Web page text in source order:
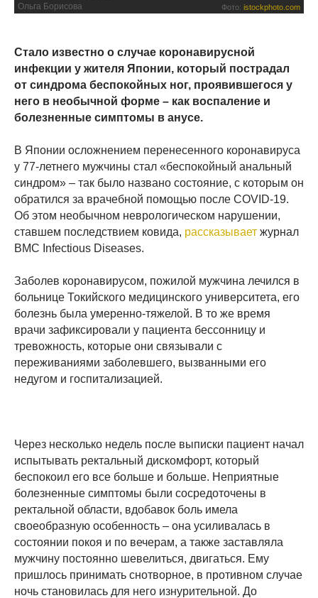
Ольга Борисова Фото: istockphoto.com
Стало известно о случае коронавирусной
инфекции у жителя Японии, который пострадал
от синдрома беспокойных ног, проявившегося у
него в необычной форме – как воспаление и
болезненные симптомы в анусе.
В Японии осложнением перенесенного коронавируса
у 77-летнего мужчины стал «беспокойный анальный
синдром» – так было названо состояние, с которым он
обратился за врачебной помощью после COVID-19.
Об этом необычном неврологическом нарушении,
ставшем последствием ковида, рассказывает журнал
BMC Infectious Diseases.
Заболев коронавирусом, пожилой мужчина лечился в
больнице Токийского медицинского университета, его
болезнь была умеренно-тяжелой. В то же время
врачи зафиксировали у пациента бессонницу и
тревожность, которые они связывали с
переживаниями заболевшего, вызванными его
недугом и госпитализацией.
Через несколько недель после выписки пациент начал
испытывать ректальный дискомфорт, который
беспокоил его все больше и больше. Неприятные
болезненные симптомы были сосредоточены в
ректальной области, вдобавок боль имела
своеобразную особенность – она усиливалась в
состоянии покоя и по вечерам, а также заставляла
мужчину постоянно шевелиться, двигаться. Ему
пришлось принимать снотворное, в противном случае
ночь становилась для него изнурительной. До